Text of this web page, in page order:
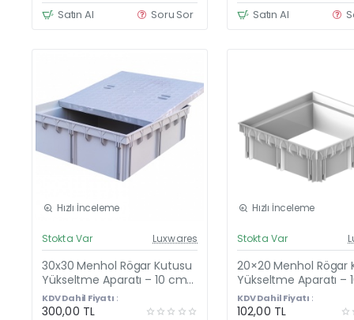
Satın Al Soru Sor Satın Al
Hızlı İnceleme
Yeni Ürün
Stokta Var Luxwares
30x30 Menhol Rögar Kutusu
Yükseltme Aparatı – 10 cm
Yükseltici Çerçeve + Plastik
Kapağı
KDV Dahil Fiyatı :
300,00 TL
Hızlı İnceleme
Stokta Var
20×20 Menhol Rögar
Yükseltme Aparatı –
Yükseltici Çerçeve
cm)
KDV Dahil Fiyatı :
102,00 TL